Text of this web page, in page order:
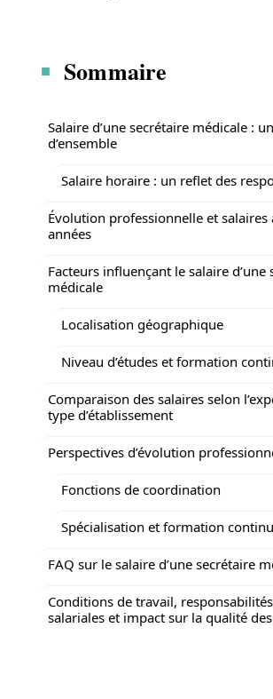
Sommaire
Salaire d’une secrétaire médicale :
d’ensemble
Salaire horaire : un reflet des
Évolution professionnelle et salaires
années
Facteurs influençant le salaire d’une
médicale
Localisation géographique
Niveau d’études et formation
Comparaison des salaires selon
type d’établissement
Perspectives d’évolution
Fonctions de coordination
Spécialisation et formation
FAQ sur le salaire d’une secrétaire
Conditions de travail,
salariales et impact sur la qualité